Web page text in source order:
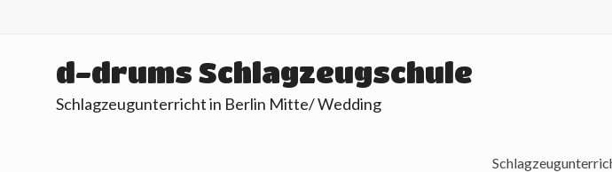
d-drums Schlagzeugschule
Schlagzeugunterricht in Berlin Mitte/ Wedding